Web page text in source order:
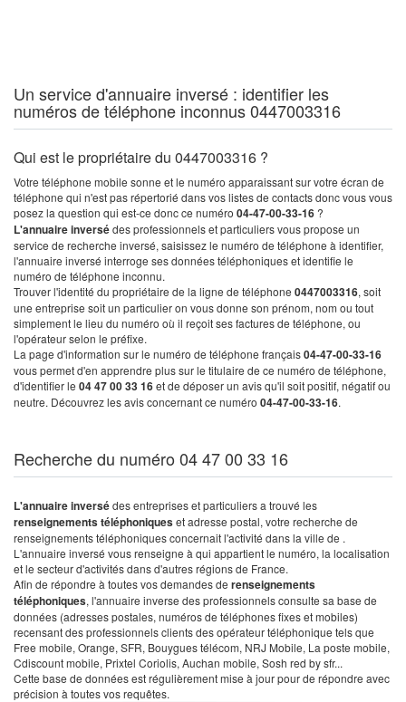
Un service d'annuaire inversé : identifier les
numéros de téléphone inconnus 0447003316
Qui est le propriétaire du 0447003316 ?
Votre téléphone mobile sonne et le numéro apparaissant sur votre écran de
téléphone qui n'est pas répertorié dans vos listes de contacts donc vous vous
posez la question qui est-ce donc ce numéro 04-47-00-33-16 ?
L'annuaire inversédes professionnels et particuliers vous propose un
service de recherche inversé, saisissez le numéro de téléphone à identifier,
l'annuaire inversé interroge ses données téléphoniques et identifie le
numéro de téléphone inconnu.
Trouver l'identité du propriétaire de la ligne de téléphone 0447003316, soit
une entreprise soit un particulier on vous donne son prénom, nom ou tout
simplement le lieu du numéro où il reçoit ses factures de téléphone, ou
l'opérateur selon le préfixe.
La page d'information sur le numéro de téléphone français04-47-00-33-16
vous permet d'en apprendre plus sur le titulaire de ce numéro de téléphone,
d'identifier le 04 47 00 33 16et de déposer un avis qu'il soit positif, négatif ou
neutre. Découvrez les avis concernant ce numéro 04-47-00-33-16.
Recherche du numéro 04 47 00 33 16
L'annuaire inversédes entreprises et particuliers a trouvé les
renseignements téléphoniqueset adresse postal, votre recherche de
renseignements téléphoniques concernait l'activité dans la ville de .
L'annuaire inversé vous renseigne à qui appartient le numéro, la localisation
et le secteur d'activités dans d'autres régions de France.
Afin de répondre à toutes vos demandes de renseignements
téléphoniques, l'annuaire inverse des professionnels consulte sa base de
données (adresses postales, numéros de téléphones fixes et mobiles)
recensant des professionnels clients des opérateur téléphonique tels que
Free mobile, Orange, SFR, Bouygues télécom, NRJ Mobile, La poste mobile,
Cdiscount mobile, Prixtel Coriolis, Auchan mobile, Sosh red by sfr...
Cette base de données est régulièrement mise à jour pour de répondre avec
précision à toutes vos requêtes.